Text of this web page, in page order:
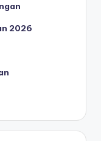
2026